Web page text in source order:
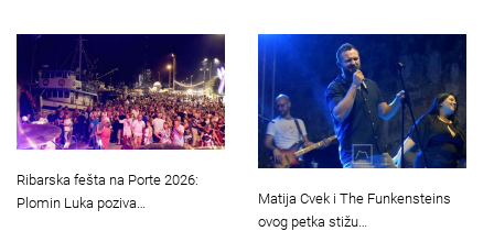
Ribarska fešta na Porte 2026:
Plomin Luka poziva…
Matija Cvek i The Funkensteins
ovog petka stižu…